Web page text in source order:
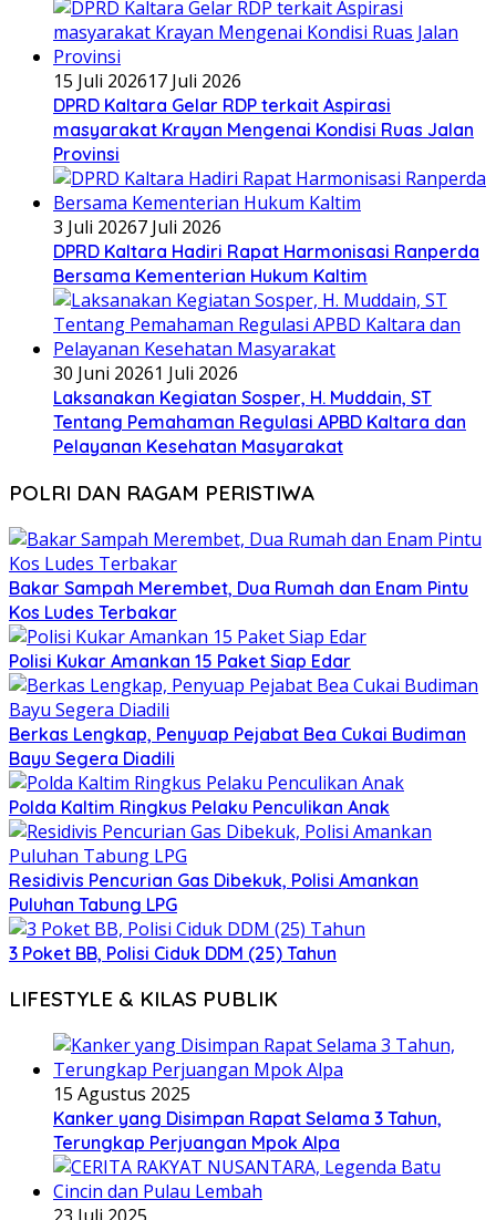
15 Juli 202617 Juli 2026
DPRD Kaltara Gelar RDP terkait Aspirasi
masyarakat Krayan Mengenai Kondisi Ruas Jalan
Provinsi
3 Juli 20267 Juli 2026
DPRD Kaltara Hadiri Rapat Harmonisasi Ranperda
Bersama Kementerian Hukum Kaltim
30 Juni 20261 Juli 2026
Laksanakan Kegiatan Sosper, H. Muddain, ST
Tentang Pemahaman Regulasi APBD Kaltara dan
Pelayanan Kesehatan Masyarakat
POLRI DAN RAGAM PERISTIWA
Bakar Sampah Merembet, Dua Rumah dan Enam Pintu
Kos Ludes Terbakar
Polisi Kukar Amankan 15 Paket Siap Edar
Berkas Lengkap, Penyuap Pejabat Bea Cukai Budiman
Bayu Segera Diadili
Polda Kaltim Ringkus Pelaku Penculikan Anak
Residivis Pencurian Gas Dibekuk, Polisi Amankan
Puluhan Tabung LPG
3 Poket BB, Polisi Ciduk DDM (25) Tahun
LIFESTYLE & KILAS PUBLIK
15 Agustus 2025
Kanker yang Disimpan Rapat Selama 3 Tahun,
Terungkap Perjuangan Mpok Alpa